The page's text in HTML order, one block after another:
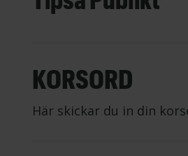
KORSORD
Här skickar du in din